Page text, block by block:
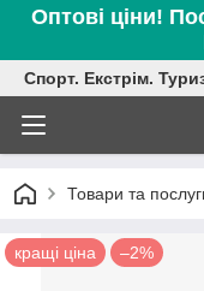
Оптові ціни!
Спорт. Екстрім.
Товари та
кращі ціна –2%